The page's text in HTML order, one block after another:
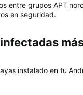
entre grupos APT
en seguridad.
instalado en tu